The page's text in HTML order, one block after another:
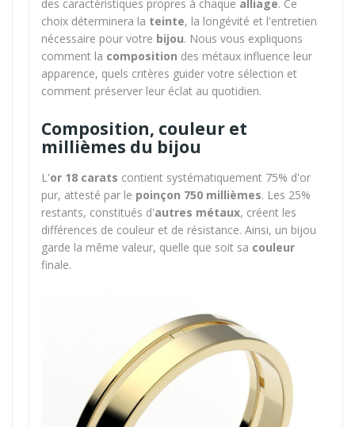
des caractéristiques propres à chaque alliage. Ce
choix déterminera la teinte, la longévité et l'entretien
nécessaire pour votre bijou. Nous vous expliquons
comment la composition des métaux influence leur
apparence, quels critères guider votre sélection et
comment préserver leur éclat au quotidien.
Composition, couleur et
millièmes du bijou
L'or 18 carats contient systématiquement 75% d'or
pur, attesté par le poinçon 750 millièmes. Les 25%
restants, constitués d'autres métaux, créent les
différences de couleur et de résistance. Ainsi, un bijou
garde la même valeur, quelle que soit sa couleur
finale.